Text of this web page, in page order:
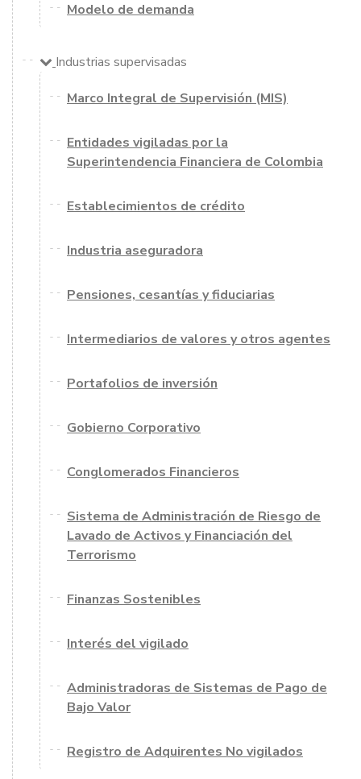
Modelo de demanda
Industrias supervisadas
Marco Integral de Supervisión (MIS)
Entidades vigiladas por la
Superintendencia Financiera de Colombia
Establecimientos de crédito
Industria aseguradora
Pensiones, cesantías y fiduciarias
Intermediarios de valores y otros agentes
Portafolios de inversión
Gobierno Corporativo
Conglomerados Financieros
Sistema de Administración de Riesgo de
Lavado de Activos y Financiación del
Terrorismo
Finanzas Sostenibles
Interés del vigilado
Administradoras de Sistemas de Pago de
Bajo Valor
Registro de Adquirentes No vigilados